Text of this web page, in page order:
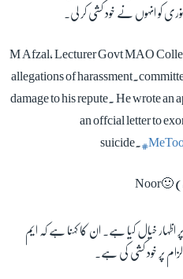
کو انہوں نے خود کشی کر لی۔
M Afzal, Lecturer Govt MAO
allegations of
damage to his repute. He wrote an
an offcial letter to
suicide.
خیال کیا ہے۔ ان کا کہنا ہے کہ ایم
پر خود کشی کی ہے۔